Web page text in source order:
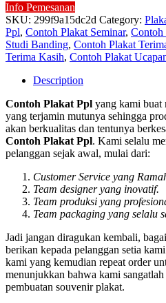
Info Pemesanan
SKU: 299f9a15dc2d Category:
Ppl, Contoh Plakat Seminar, Contoh
Studi Banding, Contoh Plakat
Terima Kasih, Contoh Plakat
Description
Contoh Plakat Ppl yang kami buat
yang terjamin mutunya sehingga
akan berkualitas dan tentunya
Contoh Plakat Ppl. Kami selalu
pelanggan sejak awal, mulai dari:
Customer Service yang
Team designer yang inovatif.
Team produksi yang
Team packaging yang selalu
Jadi jangan diragukan kembali,
berikan kepada pelanggan setia
kami yang kemudian repeat order
menunjukkan bahwa kami
pembuatan souvenir plakat.